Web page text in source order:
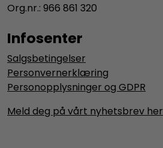
Org.nr.: 966 861 320
Infosenter
Salgsbetingelser
Personvernerklæring
Personopplysninger og GDPR
Meld deg på vårt nyhetsbrev her